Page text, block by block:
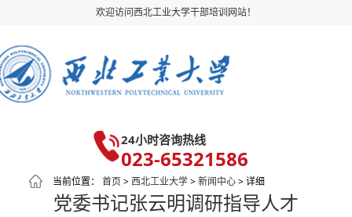
欢迎访问西北工业大学干部培训网站！
24小时咨询热线
023-65321586
当前位置： 首页>西北工业大学>新闻中心> 详细
党委书记张云明调研指导人才